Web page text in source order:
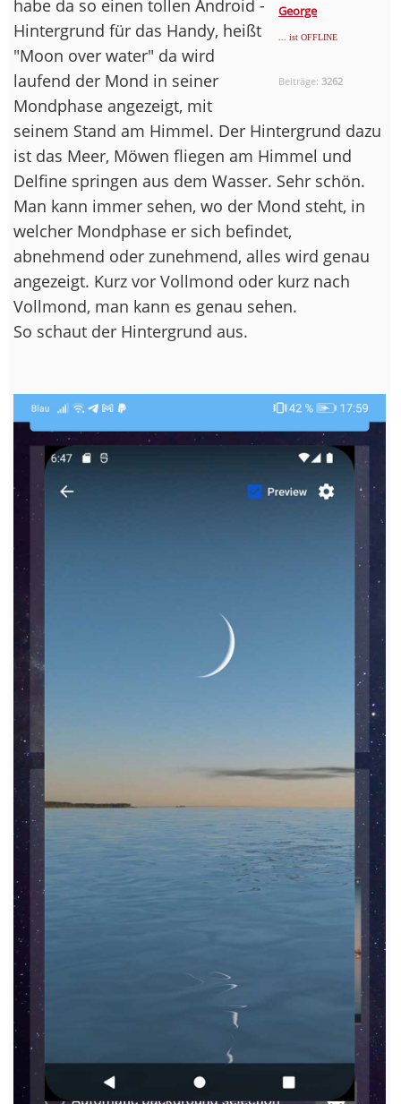
George
... ist OFFLINE
Beiträge:3262
habe da so einen tollen Android -
Hintergrund für das Handy, heißt
"Moon over water" da wird
laufend der Mond in seiner
Mondphase angezeigt, mit
seinem Stand am Himmel. Der Hintergrund dazu
ist das Meer, Möwen fliegen am Himmel und
Delfine springen aus dem Wasser. Sehr schön.
Man kann immer sehen, wo der Mond steht, in
welcher Mondphase er sich befindet,
abnehmend oder zunehmend, alles wird genau
angezeigt. Kurz vor Vollmond oder kurz nach
Vollmond, man kann es genau sehen.
So schaut der Hintergrund aus.